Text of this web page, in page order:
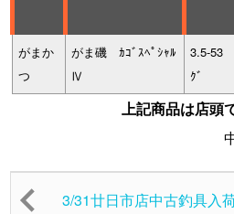
がまか
つ
がま磯 ｶｺﾞｽﾍﾟｼｬﾙ
Ⅳ
3.5-53
ｸﾞ
上記商品は店頭
3/31廿日市店中古釣具入